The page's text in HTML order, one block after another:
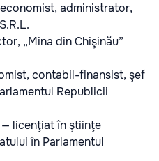
administrator,
„Mina din Chişinău”
contabil-finansist, şef
Republicii
— licenţiat în ştiinţe
în Parlamentul